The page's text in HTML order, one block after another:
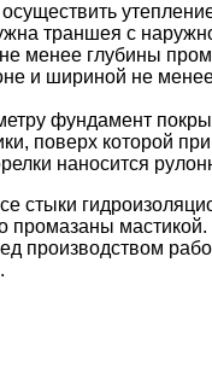
траншея с
менее глубины
и шириной не
фундамент
поверх которой
наносится
стыки
промазаны мастикой.
производством